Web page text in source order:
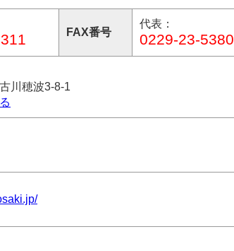
FAX番号
代表：
0229-23-5380
川穂波3-8-1